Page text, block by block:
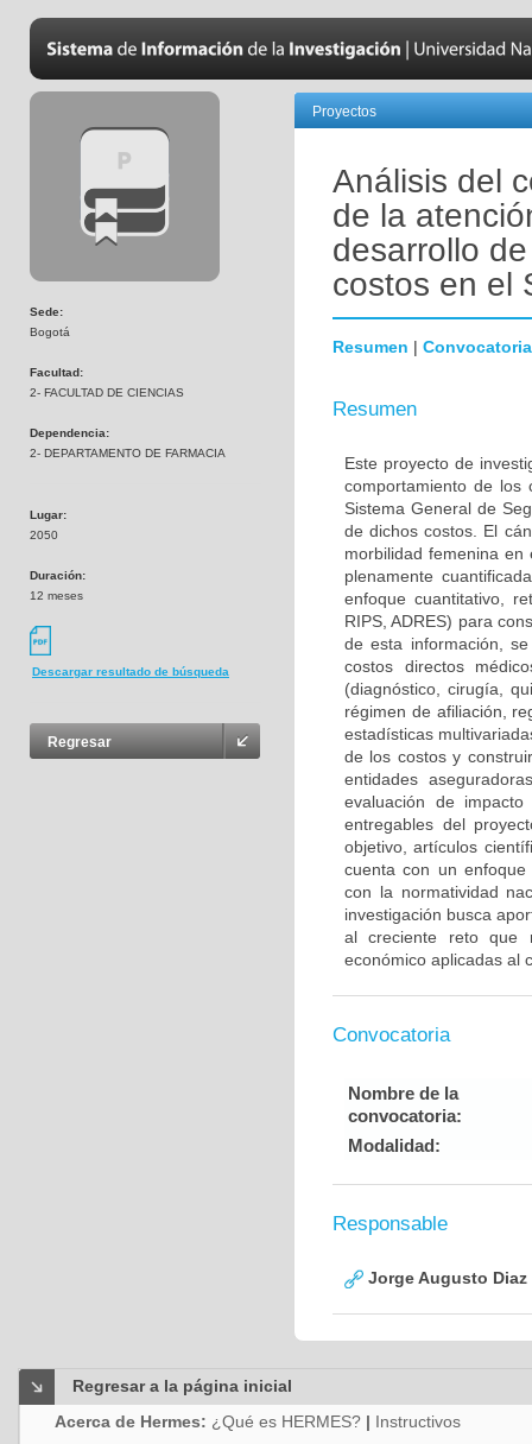
Sede:
Bogotá
Facultad:
2- FACULTAD DE CIENCIAS
Dependencia:
2- DEPARTAMENTO DE FARMACIA
Lugar:
2050
Duración:
12 meses
Descargar resultado de búsqueda
Regresar
Proyectos
Análisis del
de la
desarrollo
costos en el
Resumen | Convocatoria
Resumen
Este proyecto de
comportamiento de los
Sistema General de
de dichos costos. El
morbilidad femenina
plenamente
enfoque cuantitativo,
RIPS, ADRES) para
de esta información,
costos directos
(diagnóstico, cirugía,
régimen de afiliación,
estadísticas
de los costos y
entidades
evaluación de
entregables del
objetivo, artículos
cuenta con un enfoque
con la normatividad
investigación busca
al creciente reto que
económico aplicadas al
Convocatoria
Nombre de la
convocatoria:
Modalidad:
Responsable
Jorge Augusto Diaz
Regresar a la página inicial
Acerca de Hermes: ¿Qué es HERMES? | Instructivos